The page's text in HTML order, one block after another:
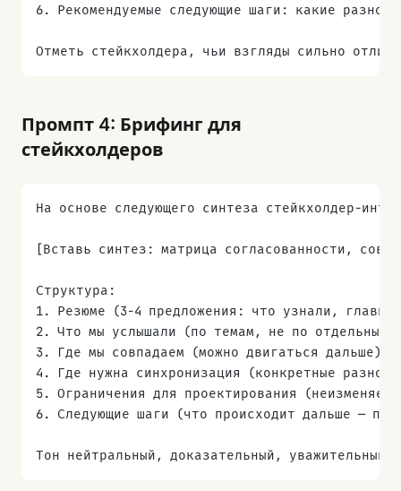
6. Рекомендуемые следующие шаги: какие
Отметь стейкхолдера, чьи взгляды сильно
Промпт 4: Брифинг для
стейкхолдеров
На основе следующего синтеза стейкхолдер-
[Вставь синтез: матрица согласованности,
Структура:
1. Резюме (3-4 предложения: что узнали,
2. Что мы услышали (по темам, не по отдельным
3. Где мы совпадаем (можно двигаться дальше)
4. Где нужна синхронизация (конкретные
5. Ограничения для проектирования
6. Следующие шаги (что происходит дальше —
Тон нейтральный, доказательный,